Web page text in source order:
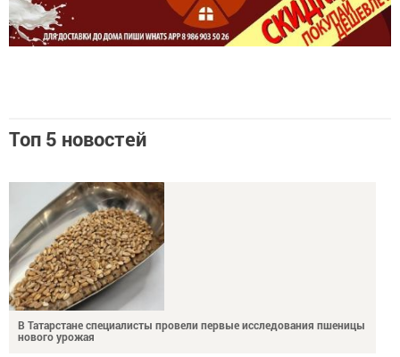
В Татарстане специалисты провели первые исследования пшеницы
нового урожая